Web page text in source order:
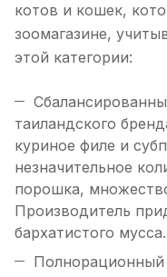
котов и кошек,
зоомагазине,
этой категории:
таиландского
куриное филе и
незначительное
порошка,
Производитель
бархатистого мусса.
Полнорационный